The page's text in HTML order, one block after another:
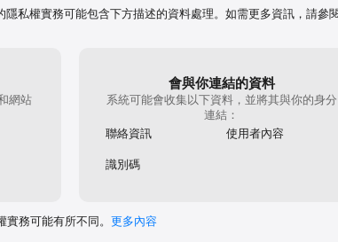
隱私權實務可能包含下方描述的資料處理。如需更多資訊，請參
網站
會與你連結的資料
系統可能會收集以下資料，並將其與你的身分
連結：
聯絡資訊
使用者內容
識別碼
務可能有所不同。 更多內容